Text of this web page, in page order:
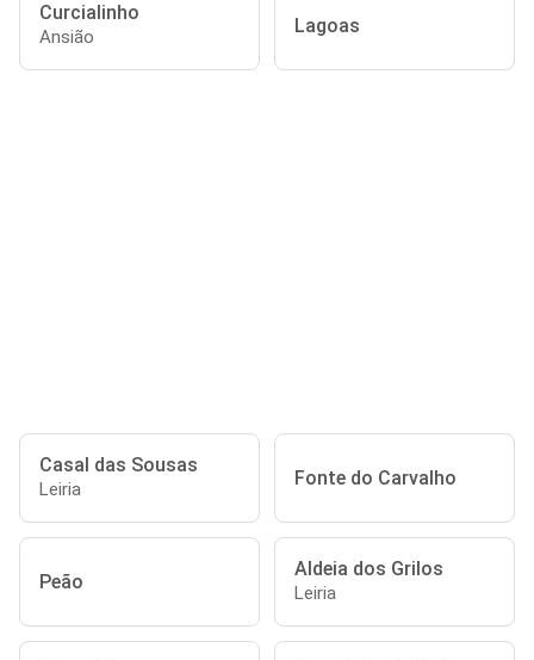
Curcialinho
Ansião Lagoas
Casal das Sousas
Leiria Fonte do Carvalho
Peão
Aldeia dos Grilos
Leiria